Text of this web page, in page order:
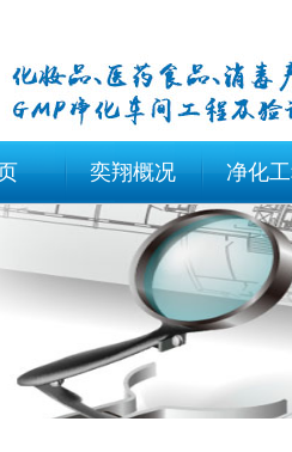
奕翔概况 净化